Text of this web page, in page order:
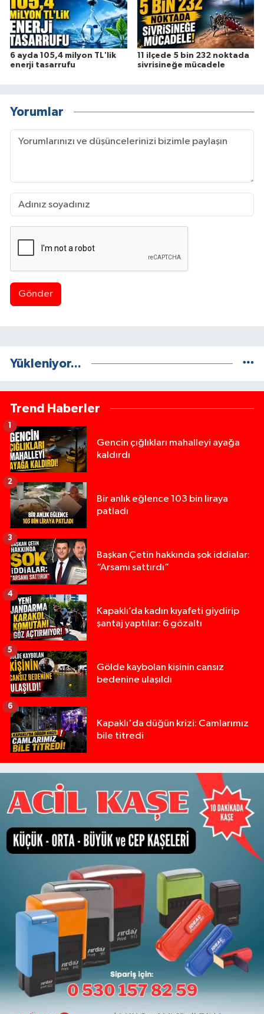
6 ayda 105,4 milyon TL'lik
enerji tasarrufu
11 ilçede 5 bin 232 noktada
sivrisineğe mücadele
Yorumlar
Gönder
Yükleniyor...
Trend Haberler
Gencin çığlıkları mahalleyi ayağa
kaldırdı
1
Bir anlık eğlence 103 bin liraya
patladı
2
Başkan Çetin hakkında şok iddialar:
“Arsamı sattırdı”
3
Kapaklı’da kadın kıyafeti giydirip
şantaj yaptılar: 6 gözaltı
4
Gölde kaybolan kişinin cansız
bedenine ulaşıldı
5
Kapaklı'da düğün krizi: Camlarımız
bile titredi
6